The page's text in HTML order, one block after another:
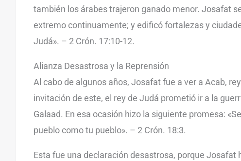
también los árabes trajeron ganado menor. Josafat
extremo continuamente; y edificó fortalezas y
Judá». – 2 Crón. 17:10-12.
Alianza Desastrosa y la Reprensión
Al cabo de algunos años, Josafat fue a ver a Acab,
invitación de este, el rey de Judá prometió ir a la
Galaad. En esa ocasión hizo la siguiente promesa:
pueblo como tu pueblo». – 2 Crón. 18:3.
Esta fue una declaración desastrosa, porque Josafat